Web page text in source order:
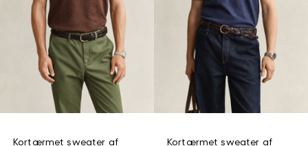
Kortærmet sweater af
Kortærmet sweater af